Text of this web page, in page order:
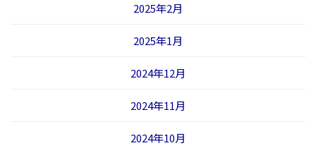
2025年2月
2025年1月
2024年12月
2024年11月
2024年10月